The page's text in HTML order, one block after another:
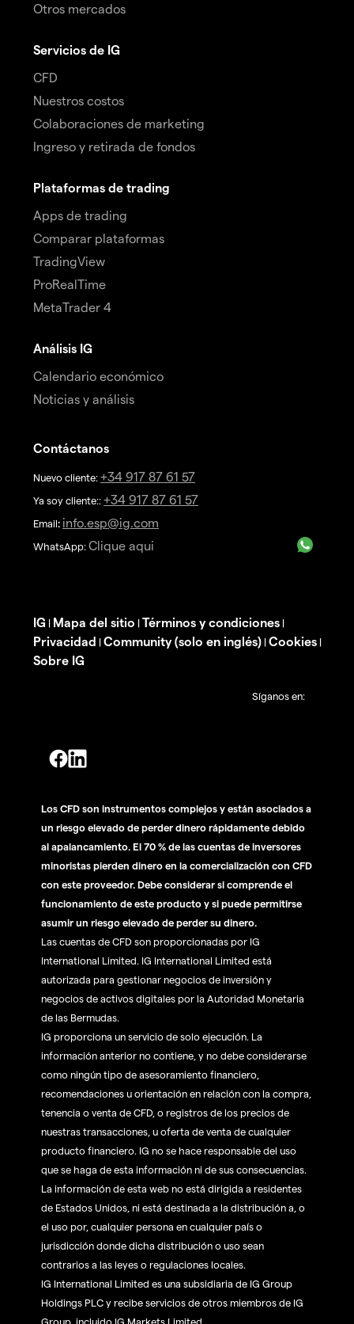
Otros mercados
Servicios de IG
CFD
Nuestros costos
Colaboraciones de marketing
Ingreso y retirada de fondos
Plataformas de trading
Apps de trading
Comparar plataformas
TradingView
ProRealTime
MetaTrader 4
Análisis IG
Calendario económico
Noticias y análisis
Contáctanos
Nuevo cliente: +34 917 87 61 57
Ya soy cliente:: +34 917 87 61 57
Email: info.esp@ig.com
WhatsApp: Clique aqui
IG | Mapa del sitio | Términos y condiciones |
Privacidad | Community (solo en inglés) | Cookies |
Sobre IG
Síganos en:
Los CFD son instrumentos complejos y están asociados a
un riesgo elevado de perder dinero rápidamente debido
al apalancamiento. El 70 % de las cuentas de inversores
minoristas pierden dinero en la comercialización con CFD
con este proveedor. Debe considerar si comprende el
funcionamiento de este producto y si puede permitirse
asumir un riesgo elevado de perder su dinero.
Las cuentas de CFD son proporcionadas por IG
International Limited. IG International Limited está
autorizada para gestionar negocios de inversión y
negocios de activos digitales por la Autoridad Monetaria
de las Bermudas.
IG proporciona un servicio de solo ejecución. La
información anterior no contiene, y no debe considerarse
como ningún tipo de asesoramiento financiero,
recomendaciones u orientación en relación con la compra,
tenencia o venta de CFD, o registros de los precios de
nuestras transacciones, u oferta de venta de cualquier
producto financiero. IG no se hace responsable del uso
que se haga de esta información ni de sus consecuencias.
La información de esta web no está dirigida a residentes
de Estados Unidos, ni está destinada a la distribución a, o
el uso por, cualquier persona en cualquier país o
jurisdicción donde dicha distribución o uso sean
contrarios a las leyes o regulaciones locales.
IG International Limited es una subsidiaria de IG Group
Holdings PLC y recibe servicios de otros miembros de IG
Group, incluido IG Markets Limited.